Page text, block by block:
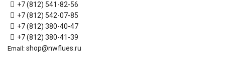
+7 (812) 541-82-56
+7 (812) 542-07-85
+7 (812) 380-40-47
+7 (812) 380-41-39
Email: shop@nwflues.ru